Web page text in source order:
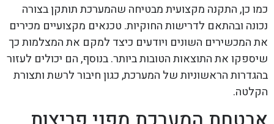
כמו כן, התקנה מקצועית מבטיחה שהמערכת תותקן בצורה
נכונה ובהתאם לדרישות החוקיות. טכנאים מקצועיים מכירים
את המכשירים השונים ויודעים כיצד למקם את המצלמות כך
שיספקו את התוצאות הטובות ביותר. בנוסף, הם יכולים לעזור
בהגדרות הראשוניות של המערכת, כגון חיבור לרשת ותצורת
הקלטה.